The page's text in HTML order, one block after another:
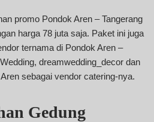
promo Pondok Aren – Tangerang
harga 78 juta saja. Paket ini juga
ternama di Pondok Aren –
dreamwedding_decor dan
sebagai vendor catering-nya.
Gedung